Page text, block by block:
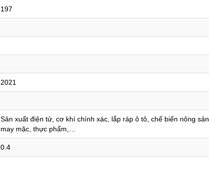
197
2021
Sản xuất điện tử, cơ khí chính xác, lắp ráp ô tô, chế biến nông sản,
may mặc, thực phẩm,…
0.4